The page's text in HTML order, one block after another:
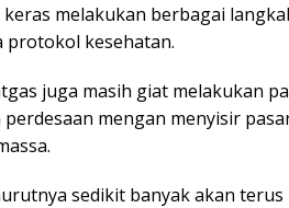
melakukan berbagai
protokol kesehatan.
juga masih giat melakukan
mengan menyisir
sedikit banyak akan